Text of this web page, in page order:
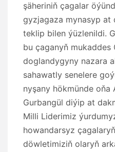
şäheriniň çagalar
gyzjagaza mynasyp at
teklip bilen ýüzlenildi.
bu çaganyň mukaddes
doglandygyny nazara
sahawatly senelere
nyşany hökmünde oňa
Gurbangül diýip at
Milli Liderimiz
howandarsyz
döwletimiziň olaryň